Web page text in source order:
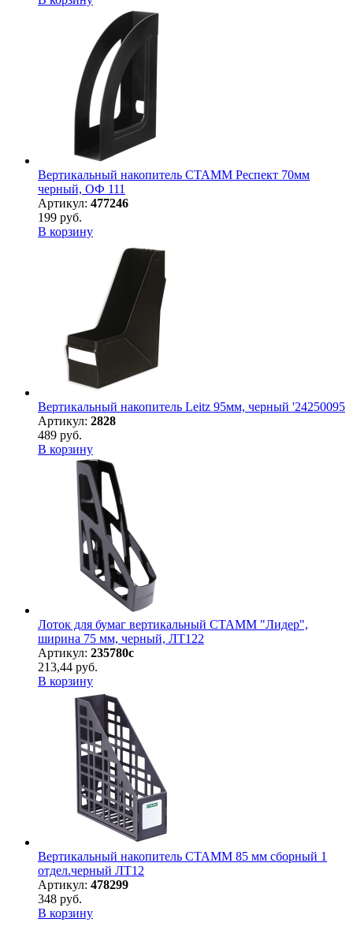
Вертикальный накопитель СТАММ Респект 70мм
черный, ОФ 111
Артикул: 477246
199 руб.
В корзину
Вертикальный накопитель Leitz 95мм, черный '24250095
Артикул: 2828
489 руб.
В корзину
Лоток для бумаг вертикальный СТАММ "Лидер",
ширина 75 мм, черный, ЛТ122
Артикул: 235780с
213,44 руб.
В корзину
Вертикальный накопитель СТАММ 85 мм сборный 1
отдел.черный ЛТ12
Артикул: 478299
348 руб.
В корзину